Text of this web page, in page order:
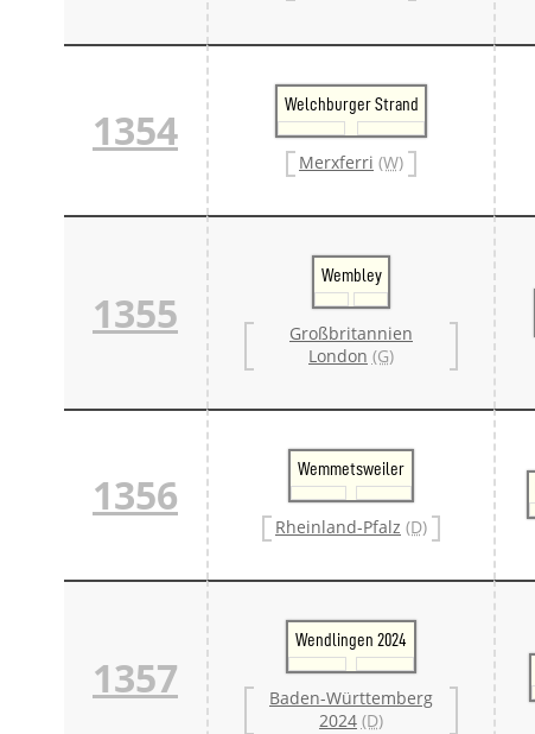
1354
Welchburger Strand
Merxferri (W)
1355
Wembley
Großbritannien
London (G)
1356
Wemmetsweiler
Rheinland-Pfalz (D)
1357
Wendlingen 2024
Baden-Württemberg
2024 (D)